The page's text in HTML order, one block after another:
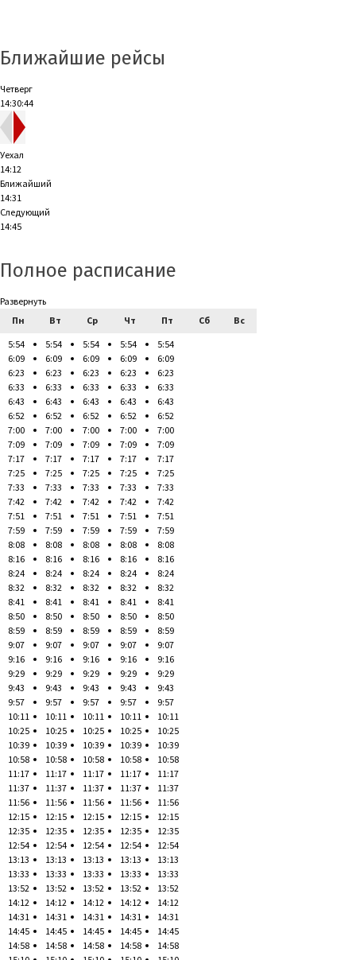
Ближайшие рейсы
Четверг
14:30:45
Уехал
14:12
Ближайший
14:31
Следующий
14:45
Полное расписание
Развернуть
Пн
Вт Ср Чт Пт Сб
Вс
5:54
6:09
6:23
6:33
6:43
6:52
7:00
7:09
7:17
7:25
7:33
7:42
7:51
7:59
8:08
8:16
8:24
8:32
8:41
8:50
8:59
9:07
9:16
9:29
9:43
9:57
10:11
10:25
10:39
10:58
11:17
11:37
11:56
12:15
12:35
12:54
13:13
13:33
13:52
14:12
14:31
14:45
14:58
5:54
6:09
6:23
6:33
6:43
6:52
7:00
7:09
7:17
7:25
7:33
7:42
7:51
7:59
8:08
8:16
8:24
8:32
8:41
8:50
8:59
9:07
9:16
9:29
9:43
9:57
10:11
10:25
10:39
10:58
11:17
11:37
11:56
12:15
12:35
12:54
13:13
13:33
13:52
14:12
14:31
14:45
14:58
5:54
6:09
6:23
6:33
6:43
6:52
7:00
7:09
7:17
7:25
7:33
7:42
7:51
7:59
8:08
8:16
8:24
8:32
8:41
8:50
8:59
9:07
9:16
9:29
9:43
9:57
10:11
10:25
10:39
10:58
11:17
11:37
11:56
12:15
12:35
12:54
13:13
13:33
13:52
14:12
14:31
14:45
14:58
5:54
6:09
6:23
6:33
6:43
6:52
7:00
7:09
7:17
7:25
7:33
7:42
7:51
7:59
8:08
8:16
8:24
8:32
8:41
8:50
8:59
9:07
9:16
9:29
9:43
9:57
10:11
10:25
10:39
10:58
11:17
11:37
11:56
12:15
12:35
12:54
13:13
13:33
13:52
14:12
14:31
14:45
14:58
5:54
6:09
6:23
6:33
6:43
6:52
7:00
7:09
7:17
7:25
7:33
7:42
7:51
7:59
8:08
8:16
8:24
8:32
8:41
8:50
8:59
9:07
9:16
9:29
9:43
9:57
10:11
10:25
10:39
10:58
11:17
11:37
11:56
12:15
12:35
12:54
13:13
13:33
13:52
14:12
14:31
14:45
14:58